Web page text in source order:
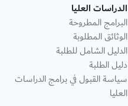
الدراسات العليا
البرامج المطروحة
الوثائق المطلوبة
الدليل الشامل للطلبة
دليل الطلبة
سياسة القبول في برامج الدراسات
العليا